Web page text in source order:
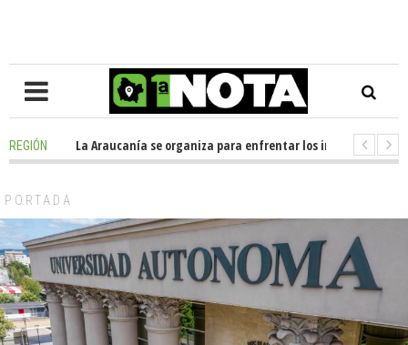
REGIÓNen La Araucanía se organiza para enfrentar los impactos de la
PORTADA